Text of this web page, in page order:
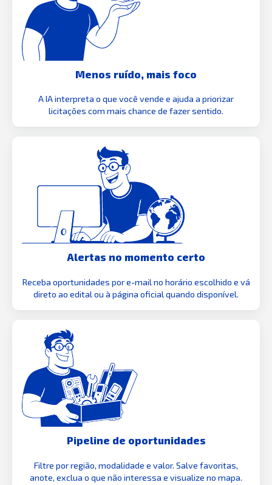
Menos ruído, mais foco
A IA interpreta o que você vende e ajuda a priorizar
licitações com mais chance de fazer sentido.
Alertas no momento certo
Receba oportunidades por e-mail no horário escolhido e vá
direto ao edital ou à página oficial quando disponível.
Pipeline de oportunidades
Filtre por região, modalidade e valor. Salve favoritas,
anote, exclua o que não interessa e visualize no mapa.